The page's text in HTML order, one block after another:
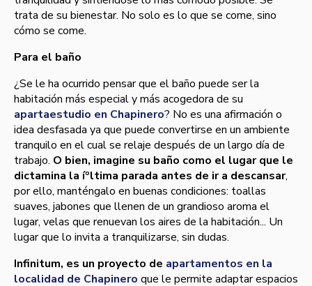
trata de su bienestar. No solo es lo que se come, sino
cómo se come.
Para el baño
¿Se le ha ocurrido pensar que el baño puede ser la
habitación más especial y más acogedora de su
apartaestudio en Chapinero? No es una afirmación o
idea desfasada ya que puede convertirse en un ambiente
tranquilo en el cual se relaje después de un largo dí­a de
trabajo. O bien, imagine su baño como el lugar que le
dictamina la íºltima parada antes de ir a descansar,
por ello, manténgalo en buenas condiciones: toallas
suaves, jabones que llenen de un grandioso aroma el
lugar, velas que renuevan los aires de la habitación... Un
lugar que lo invita a tranquilizarse, sin dudas.
Infinitum, es un proyecto de apartamentos en la
localidad de Chapinero que le permite adaptar espacios